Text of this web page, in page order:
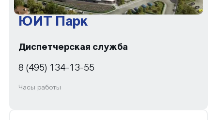
ЮИТ Парк
Диспетчерская служба
8 (495) 134-13-55
Часы работы